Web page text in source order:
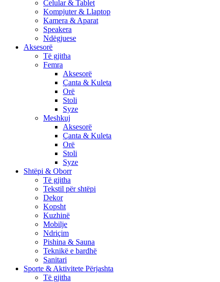
Celular & Tablet
Kompjuter & Llaptop
Kamera & Aparat
Speakera
Ndëgjuese
Aksesorë
Të gjitha
Femra
Aksesorë
Çanta & Kuleta
Orë
Stoli
Syze
Meshkuj
Aksesorë
Çanta & Kuleta
Orë
Stoli
Syze
Shtëpi & Oborr
Të gjitha
Tekstil për shtëpi
Dekor
Kopsht
Kuzhinë
Mobilje
Ndriçim
Pishina & Sauna
Teknikë e bardhë
Sanitari
Sporte & Aktivitete Përjashta
Të gjitha